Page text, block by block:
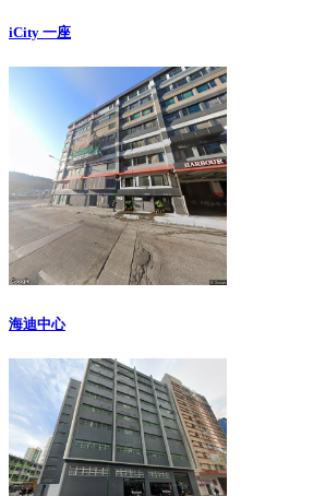
iCity 一座
海迪中心